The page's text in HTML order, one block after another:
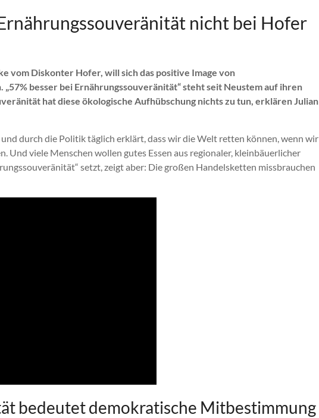
nicht bei Hofer
vom Diskonter Hofer, will sich das positive Image von
besser bei Ernährungssouveränität“ steht seit Neustem auf ihren
hat diese ökologische Aufhübschung nichts zu tun, erklären
durch die Politik täglich erklärt, dass wir die Welt retten können, wenn
Und viele Menschen wollen gutes Essen aus regionaler, kleinbäuerlicher
setzt, zeigt aber: Die großen Handelsketten missbrauchen
bedeutet demokratische Mitbestimmung